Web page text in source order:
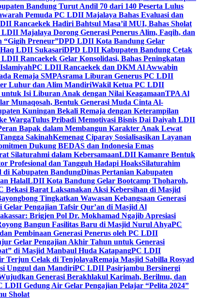
Bandung Turut Andil 70 dari 140 Peserta Lulus
Pemuda PC LDII Majalaya Bahas Evaluasi dan
Rancaekek Hadiri Bahtsul Masa’il MUI, Bahas Sholat
LDII Majalaya Dorong Generasi Penerus Alim, Faqih, dan
“Gigih Preneur”DPD LDII Kota Bandung Gelar
LDII SukasariDPD LDII Kabupaten Bandung Cetak
Rancaekek Gelar Konsolidasi, Bahas Peningkatan
PC LDII Rancaekek dan DKM Al Awwabin
Remaja SMPAsrama Liburan Generus PC LDII
Luhur dan Alim MandiriWakil Ketua PC LDII
Isi Liburan Anak dengan Nilai KeagamaanTPA Al
Munaqosah, Bentuk Generasi Muda Cinta Al-
Kuningan Bekali Remaja dengan Keterampilan
WargaTulus Pribadi Memotivasi Bisnis Dai Daiyah LDII
Bapak dalam Membangun Karakter Anak Lewat
SakinahKemenag Ciparay Sosialisasikan Layanan
Dukung BEDAS dan Indonesia Emas
Silaturahmi dalam KebersamaanLDII Kamanre Bentuk
Profesional dan Tangguh Hadapi HoaksSilaturahim
di Kabupaten BandungDinas Pertanian Kabupaten
HalalLDII Kota Bandung Gelar Bootcamp Thoharoh,
Bekasi Barat Laksanakan Aksi Kebersihan di Masjid
Tingkatkan Wawasan Kebangsaan Generasi
Pengajian Tafsir Qur’an di Masjid Al
Brigjen Pol Dr. Mokhamad Ngajib Apresiasi
Bangun Fasilitas Baru di Masjid Nurul AhyaPC
Pembinaan Generasi Penerus oleh PC LDII
Gelar Pengajian Akhir Tahun untuk Generasi
di Masjid Manbaul Huda KatapangPC LDII
Terjun Celak di TenjolayaRemaja Masjid Sabilla Rosyad
Unggul dan MandiriPC LDII Pasirjambu Bersinergi
Generasi Berakhlakul Karimah, Berilmu, dan
LDII Gedung Air Gelar Pengajian Pelajar “Pelita 2024”
Sholat